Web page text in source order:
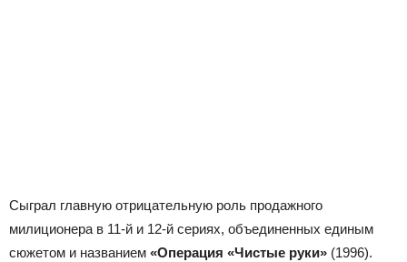
Сыграл главную отрицательную роль продажного
милиционера в 11-й и 12-й сериях, объединенных единым
сюжетом и названием «Операция «Чистые руки» (1996).